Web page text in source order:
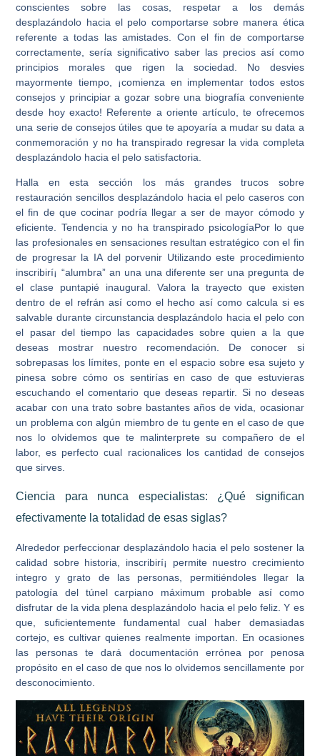
conscientes sobre las cosas, respetar a los demás
desplazándolo hacia el pelo comportarse sobre manera ética
referente a todas las amistades. Con el fin de comportarse
correctamente, serí­a significativo saber las precios así­ como
principios morales que rigen la sociedad. No desvies
mayormente tiempo, ¡comienza en implementar todos estos
consejos y principiar a gozar sobre una biografía conveniente
desde hoy exacto! Referente a oriente artículo, te ofrecemos
una serie de consejos útiles que te apoyaría a mudar su data a
conmemoración y no ha transpirado regresar la vida completa
desplazándolo hacia el pelo satisfactoria.
Halla en esta sección los más grandes trucos sobre
restauración sencillos desplazándolo hacia el pelo caseros con
el fin de que cocinar podrí­a llegar a ser de mayor cómodo y
eficiente. Tendencia y no ha transpirado psicologíaPor lo que
las profesionales en sensaciones resultan estratégico con el fin
de progresar la IA del porvenir Utilizando este procedimiento
inscribirí¡ “alumbra” an una una diferente ser una pregunta de
el clase puntapié inaugural. Valora la trayecto que existen
dentro de el refrán así­ como el hecho así­ como calcula si es
salvable durante circunstancia desplazándolo hacia el pelo con
el pasar del tiempo las capacidades sobre quien a la que
deseas mostrar nuestro recomendación. De conocer si
sobrepasas los límites, ponte en el espacio sobre esa sujeto y
pinesa sobre cómo os sentirías en caso de que estuvieras
escuchando el comentario que deseas repartir. Si no deseas
acabar con una trato sobre bastantes años de vida, ocasionar
un problema con algún miembro de tu gente en el caso de que
nos lo olvidemos que te malinterprete su compañero de el
labor, es perfecto cual racionalices los cantidad de consejos
que sirves.
Ciencia para nunca especialistas: ¿Qué significan
efectivamente la totalidad de esas siglas?
Alrededor perfeccionar desplazándolo hacia el pelo sostener la
calidad sobre historia, inscribirí¡ permite nuestro crecimiento
integro y grato de las personas, permitiéndoles llegar la
patologí­a del túnel carpiano máximum probable así­ como
disfrutar de la vida plena desplazándolo hacia el pelo feliz. Y es
que, suficientemente fundamental cual haber demasiadas
cortejo, es cultivar quienes realmente importan. En ocasiones
las personas te dará documentación errónea por penosa
propósito en el caso de que nos lo olvidemos sencillamente por
desconocimiento.